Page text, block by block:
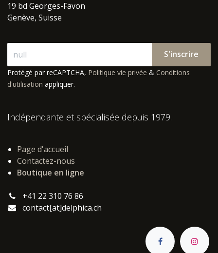
19 bd Georges-Favon
Genève, Suisse
S'inscrire
Protégé par reCAPTCHA, Politique vie privée & Conditions
d'utilisation appliquer.
Indépendante et spécialisée depuis 1979.
Page d'accueil
Contactez-nous
Boutique en ligne
+41 22 310 76 86
contact[at]delphica.ch